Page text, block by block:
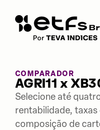
COMPARADOR
AGRI11 x
Selecione até
rentabilidade,
composição de